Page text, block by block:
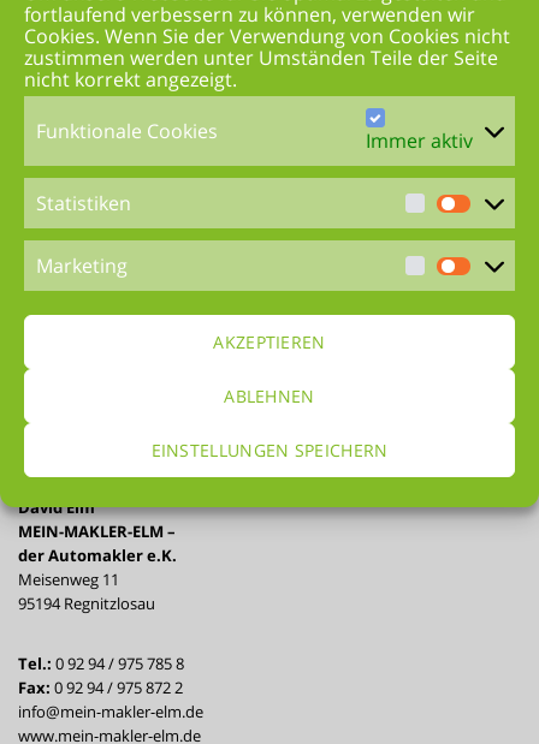
fortlaufend verbessern zu können, verwenden wir
Cookies. Wenn Sie der Verwendung von Cookies nicht
zustimmen werden unter Umständen Teile der Seite
nicht korrekt angezeigt.
Funktionale Cookies
Immer aktiv
Statistiken
Marketing
AKZEPTIEREN
ABLEHNEN
EINSTELLUNGEN SPEICHERN
Trotzdem war der reiz nach etwas anderem da und so
habe ich die komplette Suche und Abwicklung für
meinen Kunden übernommen, ohne dass mein Kunde
sich um irgendetwas selbst kümmern musste. Ich
lieferte den ersten Audi direkt nach Hause. Glücklich
und begeistert übernahm mein Kunden sein neues
Auto und darf sich nun auf eine neue Zeit freuen – auf
die Audi Zeit.
Ich wünsche euch allzeit gute Fahrt und schöne
Erlebnisse mit eurem ersten Audi.
Euer Automakler
David Elm
MEIN-MAKLER-ELM –
der Automakler e.K.
Meisenweg 11
95194 Regnitzlosau
Tel.: 0 92 94 / 975 785 8
Fax: 0 92 94 / 975 872 2
info@mein-makler-elm.de
www.mein-makler-elm.de